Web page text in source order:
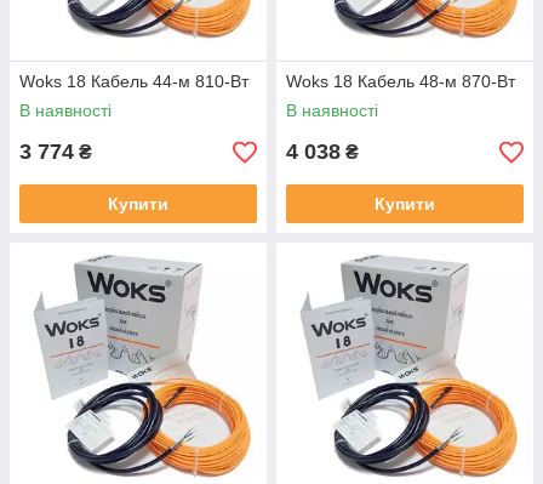
Woks 18 Кабель 44-м 810-Вт
В наявності
3 774 ₴
Купити
Woks 18 Кабель 48-м 870-Вт
В наявності
4 038 ₴
Купити